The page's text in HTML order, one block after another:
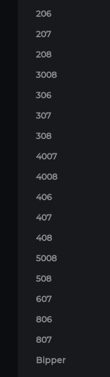
206
207
208
3008
306
307
308
4007
4008
406
407
408
5008
508
607
806
807
Bipper